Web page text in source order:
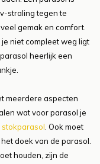
straling tegen te
gemak en comfort.
niet compleet weg ligt
heerlijk een
meerdere aspecten
wat voor parasol je
stokparasol . Ook moet
doek van de parasol.
houden, zijn de